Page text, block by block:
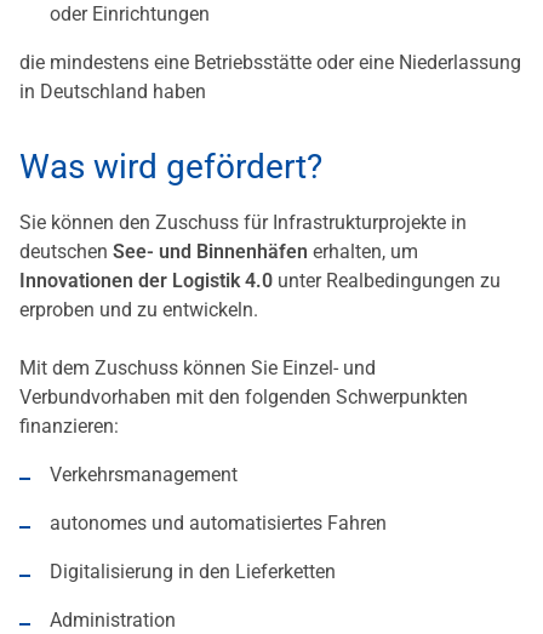
oder Einrichtungen
die mindestens eine Betriebsstätte oder eine Niederlassung
in Deutschland haben
Was wird gefördert?
Sie können den Zuschuss für Infrastrukturprojekte in
deutschen See- und Binnenhäfen erhalten, um
Innovationen der Logistik 4.0 unter Realbedingungen zu
erproben und zu entwickeln.
Mit dem Zuschuss können Sie Einzel- und
Verbundvorhaben mit den folgenden Schwerpunkten
finanzieren:
Verkehrsmanagement
autonomes und automatisiertes Fahren
Digitalisierung in den Lieferketten
Administration